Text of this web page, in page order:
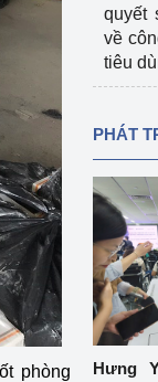
phòng
quyết
về
tiêu
PHÁT
Hưng